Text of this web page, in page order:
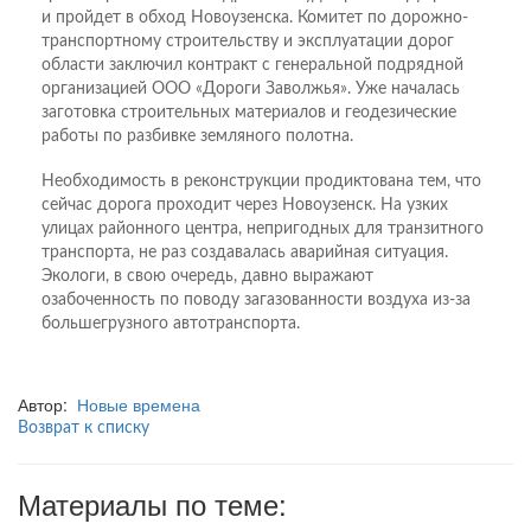
и пройдет в обход Новоузенска. Комитет по дорожно-
транспорт­ному строительству и эксплуатации дорог
области заключил контракт с генеральной подрядной
организацией ООО «Дороги Заволжья». Уже началась
заготовка строительных материалов и геодезические
работы по разбивке земляного полотна.
Необходимость в реконструкции продиктована тем, что
сейчас дорога проходит через Новоузенск. На узких
улицах районного центра, непригодных для транзитного
транспорта, не раз создавалась аварийная ситуация.
Экологи, в свою очередь, давно выражают
озабоченность по поводу загазованности воздуха из-за
большегрузного автотранспорта.
Автор: Новые времена
Возврат к списку
Материалы по теме: